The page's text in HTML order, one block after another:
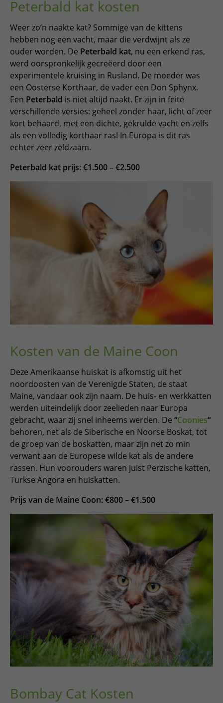
Peterbald kat kosten
Weer zo’n naakte kat? Sommige van de kittens
hebben nog een vacht, maar die verdwijnt als ze
ouder worden. De Peterbald kat, nu een erkend ras,
werd oorspronkelijk gecreëerd door een
experimentele kruising in Rusland. De moeder was
een Oosterse Korthaar, de vader een Don Sphynx.
Een Peterbald is niet altijd naakt. Er zijn in feite
verschillende versies: geheel zonder haar, licht of zeer
kort behaard, met een dichte, gekrulde vacht en zelfs
als een volledig korthaar ras! In Europa is dit ras
echter zeer zeldzaam.
Peterbald kat prijs: €1.500 – €2.500
Kosten van de Maine Coon
Deze Amerikaanse huiskat is afkomstig uit het
noordoosten van de Verenigde Staten, de staat
Maine, vandaar ook zijn naam. De huis- en werkkatten
werden uiteindelijk door zeelieden naar Europa
gebracht, waar zij snel inheems werden. De “Coonies“
behoren, net als de Siberische en Noorse Boskat, tot
de groep van de boskatten, maar zijn net zo min
verwant aan de Europese wilde kat als de andere
rassen. Hun voorouders waren juist Perzische katten,
Turkse Angora en huiskatten.
Prijs van de Maine Coon: €800 – €1.500
Bombay Cat Kosten